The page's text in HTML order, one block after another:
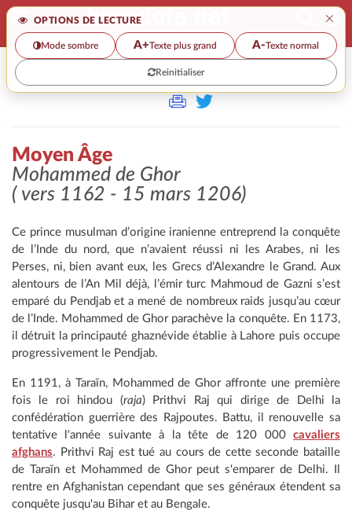
OPTIONS DE LECTURE ×
Mode sombre A+Texte plus grand A-Texte normal
Reinitialiser
>>
Moyen Âge
Mohammed de Ghor
( vers 1162 - 15 mars 1206)
Ce prince musulman d’origine iranienne entreprend la conquête
de l’Inde du nord, que n’avaient réussi ni les Arabes, ni les
Perses, ni, bien avant eux, les Grecs d’Alexandre le Grand. Aux
alentours de l’An Mil déjà, l’émir turc Mahmoud de Gazni s’est
emparé du Pendjab et a mené de nombreux raids jusqu’au cœur
de l’Inde. Mohammed de Ghor parachève la conquête. En 1173,
il détruit la principauté ghaznévide établie à Lahore puis occupe
progressivement le Pendjab.
En 1191, à Taraïn, Mohammed de Ghor affronte une première
fois le roi hindou (raja) Prithvi Raj qui dirige de Delhi la
confédération guerrière des Rajpoutes. Battu, il renouvelle sa
tentative l'année suivante à la tête de 120 000 cavaliers
afghans. Prithvi Raj est tué au cours de cette seconde bataille
de Taraïn et Mohammed de Ghor peut s'emparer de Delhi. Il
rentre en Afghanistan cependant que ses généraux étendent sa
conquête jusqu'au Bihar et au Bengale.